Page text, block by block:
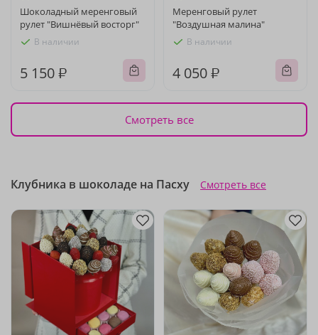
Шоколадный меренговый
рулет "Вишнёвый восторг"
В наличии
5 150 ₽
Меренговый рулет
"Воздушная малина"
В наличии
4 050 ₽
Смотреть все
Клубника в шоколаде на Пасху Смотреть все